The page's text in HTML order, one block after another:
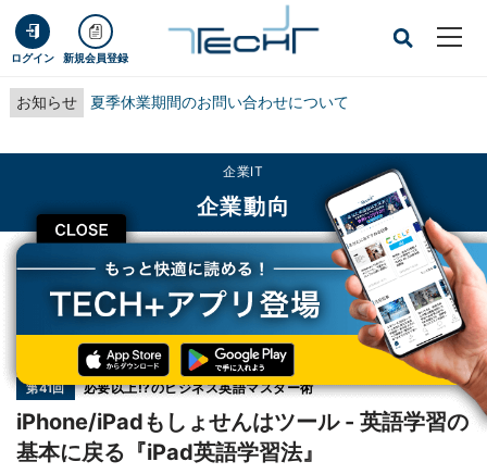
ログイン 新規会員登録
お知らせ 夏季休業期間のお問い合わせについて
CLOSE
企業IT
企業動向
TECH+ 企業IT
企業動向
iPhone/iPadもしょせんはツール - 英語学習の基本に戻る『iPad英語学習法』
第41回 必要以上!?のビジネス英語マスター術
iPhone/iPadもしょせんはツール - 英語学習の
基本に戻る『iPad英語学習法』